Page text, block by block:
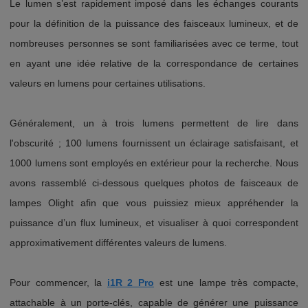
Le lumen s’est rapidement imposé dans les échanges courants
pour la définition de la puissance des faisceaux lumineux, et de
nombreuses personnes se sont familiarisées avec ce terme, tout
en ayant une idée relative de la correspondance de certaines
valeurs en lumens pour certaines utilisations.
Généralement, un à trois lumens permettent de lire dans
l'obscurité ; 100 lumens fournissent un éclairage satisfaisant, et
1000 lumens sont employés en extérieur pour la recherche. Nous
avons rassemblé ci-dessous quelques photos de faisceaux de
lampes Olight afin que vous puissiez mieux appréhender la
puissance d’un flux lumineux, et visualiser à quoi correspondent
approximativement différentes valeurs de lumens.
Pour commencer, la i1R 2 Pro est une lampe très compacte,
attachable à un porte-clés, capable de générer une puissance